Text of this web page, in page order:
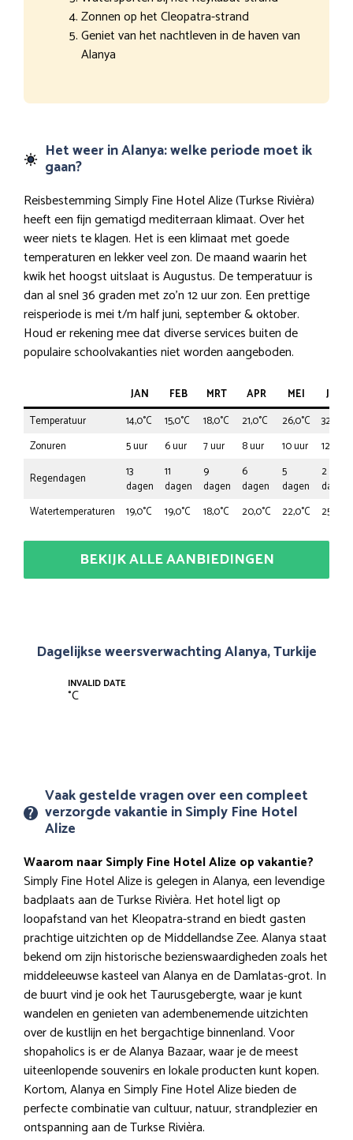
Zonnen op het Cleopatra-strand
Geniet van het nachtleven in de haven van
Alanya
Het weer in Alanya: welke periode moet ik
gaan?
Reisbestemming Simply Fine Hotel Alize (Turkse Rivièra)
heeft een fijn gematigd mediterraan klimaat. Over het
weer niets te klagen. Het is een klimaat met goede
temperaturen en lekker veel zon. De maand waarin het
kwik het hoogst uitslaat is Augustus. De temperatuur is
dan al snel 36 graden met zo’n 12 uur zon. Een prettige
reisperiode is mei t/m half juni, september & oktober.
Houd er rekening mee dat diverse services buiten de
populaire schoolvakanties niet worden aangeboden.
JAN FEB MRT APR MEI
JUN
Temperatuur
14,0°C 15,0°C 18,0°C 21,0°C 26,0°C
32,0°C
Zonuren
5 uur 6 uur 7 uur 8 uur 10 uur
12 uur
Regendagen
13
dagen
11
dagen
9
dagen
6
dagen
5
dagen
2
dagen
Watertemperaturen
19,0°C 19,0°C 18,0°C 20,0°C 22,0°C 25,0°C
BEKIJK ALLE AANBIEDINGEN
Dagelijkse weersverwachting Alanya, Turkije
INVALID DATE
°C
Vaak gestelde vragen over een compleet
verzorgde vakantie in Simply Fine Hotel
Alize
Waarom naar Simply Fine Hotel Alize op vakantie?
Simply Fine Hotel Alize is gelegen in Alanya, een levendige
badplaats aan de Turkse Rivièra. Het hotel ligt op
loopafstand van het Kleopatra-strand en biedt gasten
prachtige uitzichten op de Middellandse Zee. Alanya staat
bekend om zijn historische bezienswaardigheden zoals het
middeleeuwse kasteel van Alanya en de Damlatas-grot. In
de buurt vind je ook het Taurusgebergte, waar je kunt
wandelen en genieten van adembenemende uitzichten
over de kustlijn en het bergachtige binnenland. Voor
shopaholics is er de Alanya Bazaar, waar je de meest
uiteenlopende souvenirs en lokale producten kunt kopen.
Kortom, Alanya en Simply Fine Hotel Alize bieden de
perfecte combinatie van cultuur, natuur, strandplezier en
ontspanning aan de Turkse Rivièra.